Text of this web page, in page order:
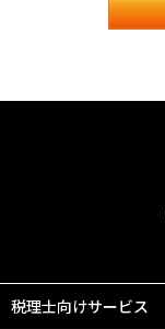
税理士向けサービス